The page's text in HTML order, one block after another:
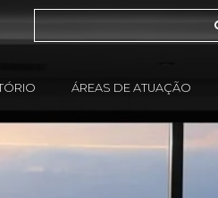
ÁREAS DE ATUAÇÃO